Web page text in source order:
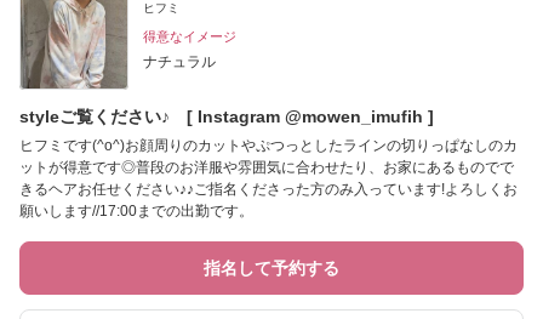
ヒフミ
得意なイメージ
ナチュラル
styleご覧ください♪ [ Instagram @mowen_imufih ]
ヒフミです(^o^)お顔周りのカットやぷつっとしたラインの切りっぱなしのカ
ットが得意です◎普段のお洋服や雰囲気に合わせたり、お家にあるものでで
きるヘアお任せください♪♪ご指名くださった方のみ入っています!よろしくお
願いします//17:00までの出勤です。
指名して予約する